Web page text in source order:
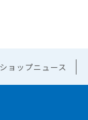
ョップニュース